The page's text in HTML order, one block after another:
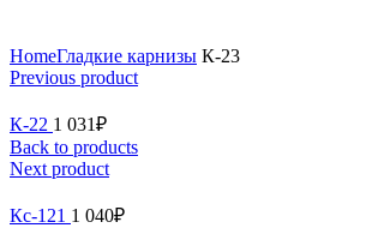
HomeГладкие карнизы К-23
Previous product
К-22 1 031₽
Back to products
Next product
Кс-121 1 040₽